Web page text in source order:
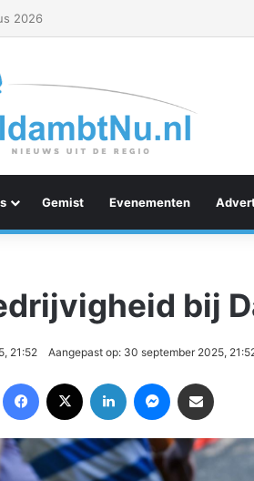
2026
Gemist Evenementen
bij
21:52 Aangepast op: 30 september 2025,